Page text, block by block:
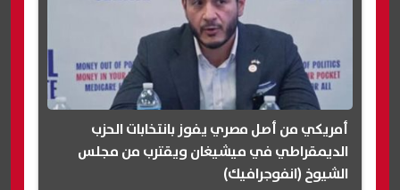
أمريكي من أصل مصري يفوز بانتخابات الحزب
الديمقراطي في ميشيغان ويقترب من مجلس
الشيوخ (انفوجرافيك)